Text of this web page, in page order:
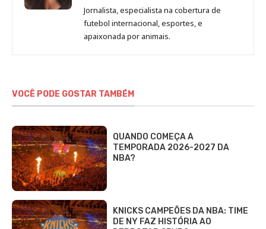
de
Beatriz
Fabbri
Jornalista, especialista na cobertura de
futebol internacional, esportes, e
apaixonada por animais.
VOCÊ PODE GOSTAR TAMBÉM
QUANDO COMEÇA A
TEMPORADA 2026-2027 DA
NBA?
KNICKS CAMPEÕES DA NBA: TIME
DE NY FAZ HISTÓRIA AO